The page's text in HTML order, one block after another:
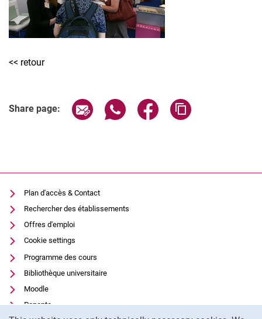
<< retour
Share page: Share page via email
Share page via WhatsApp
Share page via
Plan d'accès & Contact
Rechercher des établissements
Offres d'emploi
Cookie settings
Programme des cours
Bibliothèque universitaire
Moodle
Panopto